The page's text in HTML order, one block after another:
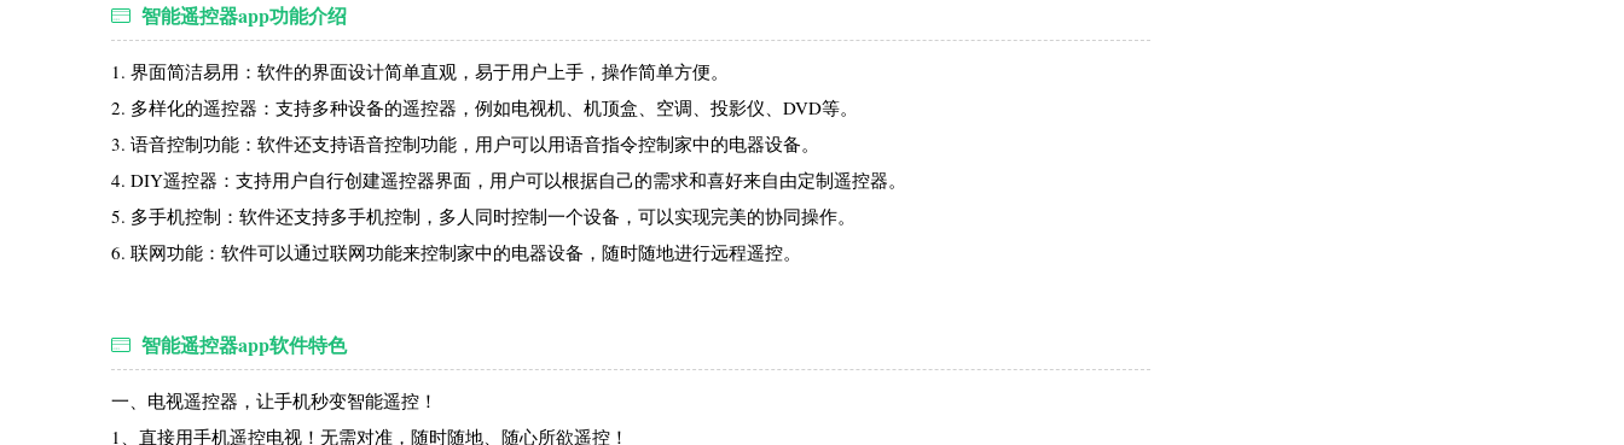
智能遥控器app功能介绍
1. 界面简洁易用：软件的界面设计简单直观，易于用户上手，操作简单方便。
2. 多样化的遥控器：支持多种设备的遥控器，例如电视机、机顶盒、空调、投影仪、DVD等。
3. 语音控制功能：软件还支持语音控制功能，用户可以用语音指令控制家中的电器设备。
4. DIY遥控器：支持用户自行创建遥控器界面，用户可以根据自己的需求和喜好来自由定制遥控器。
5. 多手机控制：软件还支持多手机控制，多人同时控制一个设备，可以实现完美的协同操作。
6. 联网功能：软件可以通过联网功能来控制家中的电器设备，随时随地进行远程遥控。
智能遥控器app软件特色
一、电视遥控器，让手机秒变智能遥控！
1、直接用手机遥控电视！无需对准，随时随地、随心所欲遥控！